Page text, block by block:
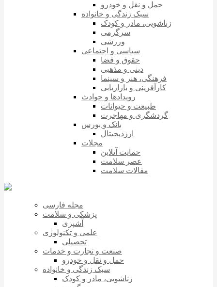
حمل و نقل و خودرو
سبک زندگی و خانواده
زناشویی، مادر و کودک
سرگرمی
ورزشی
سیاسی و اجتماعی
حقوق و قضا
دینی و مذهبی
فرهنگی، هنر و سینما
کارآفرینی و بازاریابی
رویدادها و حوادث
طبیعت و حیوانات
گردشگری و مهاجرت
بانک و بورس
ارزدیجیتال
مجلات
حمایت آنلاین
عصر سلامت
مقالات سلامت
مجله فارسی
پزشکی و سلامت
آشپزی
علمی و تکنولوژی
تحصیلی
صنعت و تجارت و خدمات
حمل و نقل و خودرو
سبک زندگی و خانواده
زناشویی، مادر و کودک